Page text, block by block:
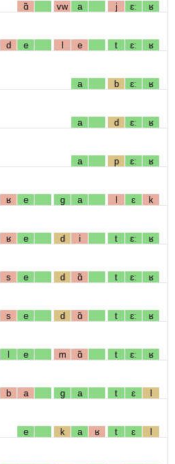
ɑ̃ vw a j ɛː ʁ
d e l e t ɛː ʁ
a b ɛː ʁ
a d ɛː ʁ
a p ɛː ʁ
ʁ e g a l ɛ k
ʁ e d i t ɛː ʁ
s e d ɑ̃ t ɛː ʁ
s e d ɑ̃ t ɛː ʁ
l e m ɑ̃ t ɛː ʁ
b a g a t ɛ l
e k a ʁ t ɛ l